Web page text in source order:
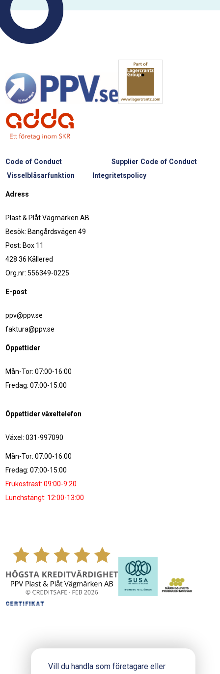
Code of Conduct
Supplier Code of Conduct
Visselblåsarfunktion
Integritetspolicy
Adress
Plast & Plåt Vägmärken AB
Besök: Bangårdsvägen 49
Post: Box 11
428 36 Kållered
Org.nr: 556349-0225
E-post
ppv@ppv.se
faktura@ppv.se
Öppettider
Mån-Tor: 07:00-16:00
Fredag: 07:00-15:00
Öppettider växeltelefon
Växel: 031-997090
Mån-Tor: 07:00-16:00
Fredag: 07:00-15:00
Frukostrast: 09:00-9:20
Lunchstängt: 12:00-13:00
Vill du handla som företagare eller